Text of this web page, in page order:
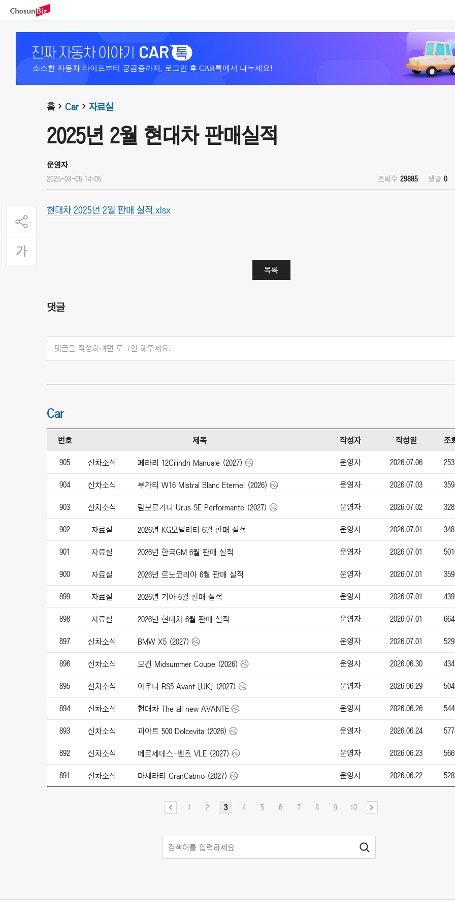
소소한 자동차 라이프부터 궁금증까지, 로그인 후 CAR톡에서 나누세요!
홈 Car 자료실
2025년 2월 현대차 판매실적
운영자
2025-03-05 14:05 조회수 29885 댓글 0
현대차 2025년 2월 판매 실적.xlsx
목록
댓글
댓글을 작성하려면 로그인 해주세요.
Car
번호 제목 작성자 작성일 조
905 신차소식 페라리 12Cilindri Manuale (2027) 운영자 2026.07.06
904 신차소식 부가티 W16 Mistral Blanc Eternel (2026) 운영자 2026.07.03
903 신차소식 람보르기니 Urus SE Performante (2027) 운영자 2026.07.02
902 자료실 2026년 KG모빌리티 6월 판매 실적 운영자 2026.07.01
901 자료실 2026년 한국GM 6월 판매 실적 운영자 2026.07.01
900 자료실 2026년 르노코리아 6월 판매 실적 운영자 2026.07.01
899 자료실 2026년 기아 6월 판매 실적 운영자 2026.07.01
898 자료실 2026년 현대차 6월 판매 실적 운영자 2026.07.01
897 신차소식 BMW X5 (2027) 운영자 2026.07.01
896 신차소식 모건 Midsummer Coupe (2026) 운영자 2026.06.30
895 신차소식 아우디 RS5 Avant [UK] (2027) 운영자 2026.06.29
894 신차소식 현대차 The all new AVANTE 운영자 2026.06.26
893 신차소식 피아트 500 Dolcevita (2026) 운영자 2026.06.24
892 신차소식 메르세데스-벤츠 VLE (2027) 운영자 2026.06.23
891 신차소식 마세라티 GranCabrio (2027) 운영자 2026.06.22
1 2 3 4 5 6 7 8 9 10